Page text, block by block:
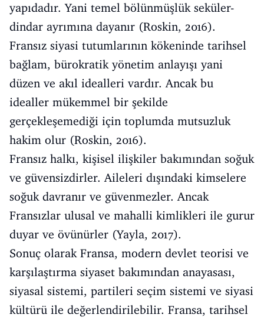
yapıdadır. Yani temel bölünmüşlük seküler-
dindar ayrımına dayanır (Roskin, 2016).
Fransız siyasi tutumlarının kökeninde tarihsel
bağlam, bürokratik yönetim anlayışı yani
düzen ve akıl idealleri vardır. Ancak bu
idealler mükemmel bir şekilde
gerçekleşemediği için toplumda mutsuzluk
hakim olur (Roskin, 2016).
Fransız halkı, kişisel ilişkiler bakımından soğuk
ve güvensizdirler. Aileleri dışındaki kimselere
soğuk davranır ve güvenmezler. Ancak
Fransızlar ulusal ve mahalli kimlikleri ile gurur
duyar ve övünürler (Yayla, 2017).
Sonuç olarak Fransa, modern devlet teorisi ve
karşılaştırma siyaset bakımından anayasası,
siyasal sistemi, partileri seçim sistemi ve siyasi
kültürü ile değerlendirilebilir. Fransa, tarihsel